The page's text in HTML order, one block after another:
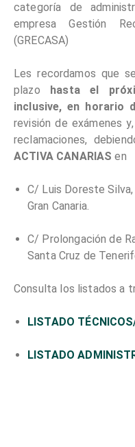
categoría de
empresa Gestión
(GRECASA)
Les recordamos que
plazo
hasta el
inclusive,en horario
revisión de exámenes
reclamaciones,
ACTIVA CANARIASen
C/ Luis Doreste
Gran Canaria.
C/ Prolongación de
Santa Cruz de
Consulta los listados a
LISTADO
LISTADO